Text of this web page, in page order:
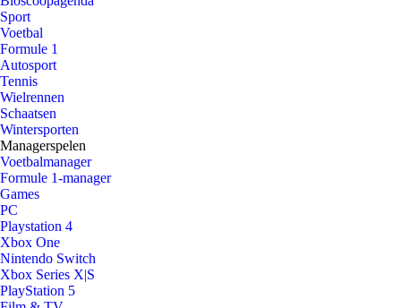
Sport
Voetbal
Formule 1
Autosport
Tennis
Wielrennen
Schaatsen
Wintersporten
Managerspelen
Voetbalmanager
Formule 1-manager
Games
PC
Playstation 4
Xbox One
Nintendo Switch
Xbox Series X|S
PlayStation 5